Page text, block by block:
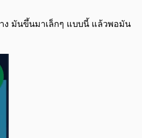
ง มันขึ้นมาเล็กๆ แบบนี้ แล้วพอมัน